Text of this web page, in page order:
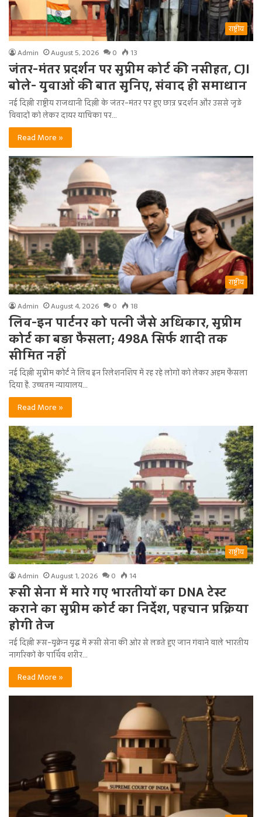
राष्ट्रीय
Admin August 5, 2026 0 13
जंतर-मंतर प्रदर्शन पर सुप्रीम कोर्ट की नसीहत, CJI
बोले- युवाओं की बात सुनिए, संवाद ही समाधान
नई दिल्ली राष्ट्रीय राजधानी दिल्ली के जंतर-मंतर पर हुए छात्र प्रदर्शन और उससे जुड़े
विवादों को लेकर दायर याचिका पर…
Read More »
राष्ट्रीय
Admin August 4, 2026 0 18
लिव-इन पार्टनर को पत्नी जैसे अधिकार, सुप्रीम
कोर्ट का बड़ा फैसला; 498A सिर्फ शादी तक
सीमित नहीं
नई दिल्ली सुप्रीम कोर्ट ने लिव इन रिलेशनशिप में रह रहे लोगों को लेकर अहम फैसला
दिया है. उच्चतम न्यायालय…
Read More »
राष्ट्रीय
Admin August 1, 2026 0 14
रूसी सेना में मारे गए भारतीयों का DNA टेस्ट
कराने का सुप्रीम कोर्ट का निर्देश, पहचान प्रक्रिया
होगी तेज
नई दिल्ली रूस-यूक्रेन युद्ध में रूसी सेना की ओर से लड़ते हुए जान गंवाने वाले भारतीय
नागरिकों के पार्थिव शरीर…
Read More »